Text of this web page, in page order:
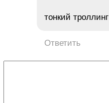
тонкий троллинг
Ответить